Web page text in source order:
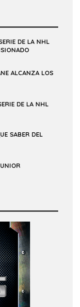
DE LA NHL
ALCANZA LOS
DE LA NHL
SABER DEL